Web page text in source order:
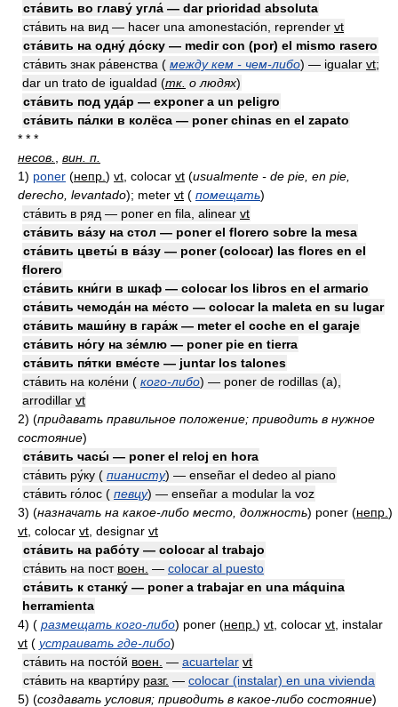
ста́вить во главу́ угла́ — dar prioridad absoluta
ста́вить на вид — hacer una amonestación, reprender vt
ста́вить на одну́ до́ску — medir con (por) el mismo rasero
ста́вить знак ра́венства ( между кем - чем-либо) — igualar vt;
dar un trato de igualdad (тк. о людях)
ста́вить под уда́р — exponer a un peligro
ста́вить па́лки в колёса — poner chinas en el zapato
* * *
несов.
вин. п.
1) poner (непр. ) vt , colocar vt (usualmente - de pie, en pie,
derecho, levantado); meter vt ( помещать)
ста́вить в ряд — poner en fila, alinear vt
ста́вить ва́зу на стол — poner el florero sobre la mesa
ста́вить цветы́ в ва́зу — poner (colocar) las flores en el
florero
ста́вить кни́ги в шкаф — colocar los libros en el armario
ста́вить чемода́н на ме́сто — colocar la maleta en su lugar
ста́вить маши́ну в гара́ж — meter el coche en el garaje
ста́вить но́гу на зе́млю — poner pie en tierra
ста́вить пя́тки вме́сте — juntar los talones
ста́вить на коле́ни ( кого-либо) — poner de rodillas (a),
arrodillar vt
2) (придавать правильное положение; приводить в нужное
состояние)
ста́вить часы́ — poner el reloj en hora
ста́вить ру́ку ( пианисту) — enseñar el dedeo al piano
ста́вить го́лос ( певцу) — enseñar a modular la voz
3) (назначать на какое-либо место, должность) poner (непр. )
vt , colocar vt , designar vt
ста́вить на рабо́ту — colocar al trabajo
ста́вить на пост воен. — colocar al puesto
ста́вить к станку́ — poner a trabajar en una máquina
herramienta
4) ( размещать кого-либо) poner (непр. ) vt , colocar vt , instalar
vt ( устраивать где-либо)
ста́вить на посто́й воен. — acuartelar vt
ста́вить на кварти́ру разг. — colocar (instalar) en una vivienda
5) (создавать условия; приводить в какое-либо состояние)